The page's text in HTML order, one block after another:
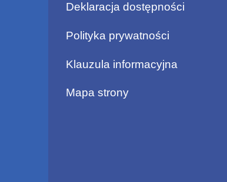
Deklaracja dostępności
Polityka prywatności
Klauzula informacyjna
Mapa strony